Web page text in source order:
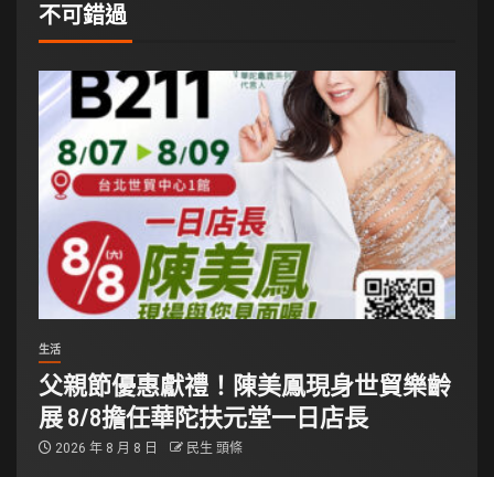
不可錯過
生活
父親節優惠獻禮！陳美鳳現身世貿樂齡
展 8/8擔任華陀扶元堂一日店長
2026 年 8 月 8 日 民生 頭條